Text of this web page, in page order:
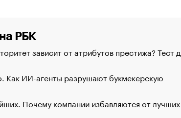
РБК
зависит от атрибутов престижа? Тест
Как ИИ-агенты разрушают букмекерскую
Почему компании избавляются от лучших